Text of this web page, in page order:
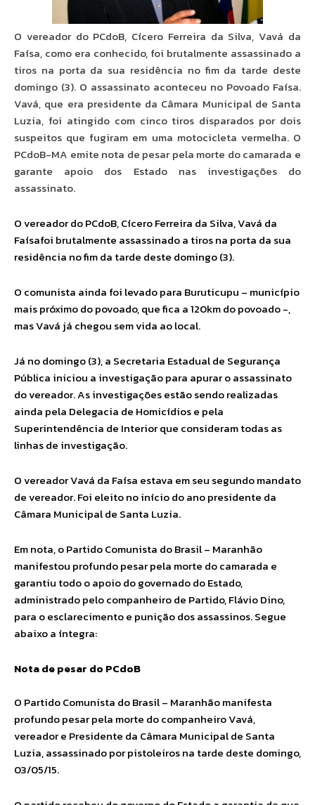
O vereador do PCdoB, Cícero Ferreira da Silva, Vavá da
Faísa, como era conhecido, foi brutalmente assassinado a
tiros na porta da sua residência no fim da tarde deste
domingo (3). O assassinato aconteceu no Povoado Faísa.
Vavá, que era presidente da Câmara Municipal de Santa
Luzia, foi atingido com cinco tiros disparados por dois
suspeitos que fugiram em uma motocicleta vermelha. O
PCdoB-MA emite nota de pesar pela morte do camarada e
garante apoio dos Estado nas investigações do
assassinato.
O vereador do PCdoB, Cícero Ferreira da Silva, Vavá da
Faísafoi brutalmente assassinado a tiros na porta da sua
residência no fim da tarde deste domingo (3).
O comunista ainda foi levado para Buruticupu – município
mais próximo do povoado, que fica a 120km do povoado -,
mas Vavá já chegou sem vida ao local.
Já no domingo (3), a Secretaria Estadual de Segurança
Pública iniciou a investigação para apurar o assassinato
do vereador. As investigações estão sendo realizadas
ainda pela Delegacia de Homicídios e pela
Superintendência de Interior que consideram todas as
linhas de investigação.
O vereador Vavá da Faísa estava em seu segundo mandato
de vereador. Foi eleito no início do ano presidente da
Câmara Municipal de Santa Luzia.
Em nota, o Partido Comunista do Brasil – Maranhão
manifestou profundo pesar pela morte do camarada e
garantiu todo o apoio do governado do Estado,
administrado pelo companheiro de Partido, Flávio Dino,
para o esclarecimento e punição dos assassinos. Segue
abaixo a íntegra:
Nota de pesar do PCdoB
O Partido Comunista do Brasil – Maranhão manifesta
profundo pesar pela morte do companheiro Vavá,
vereador e Presidente da Câmara Municipal de Santa
Luzia, assassinado por pistoleiros na tarde deste domingo,
03/05/15.